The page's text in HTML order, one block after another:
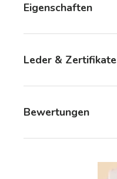
Eigenschaften
Leder & Zertifikate
Bewertungen